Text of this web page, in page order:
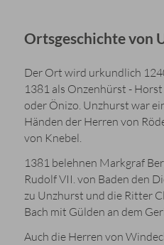
Ortsgeschichte von
Der Ort wird urkundlich
1381 als Onzenhürst -
oder Önizo. Unzhurst war
Händen der Herren von
von Knebel.
1381 belehnen Markgraf
Rudolf VII. von Baden den
zu Unzhurst und die Ritter
Bach mit Gülden an dem
Auch die Herren von